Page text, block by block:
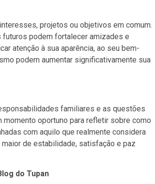
projetos ou objetivos em comum.
podem fortalecer amizades e
atenção à sua aparência, ao seu bem-
podem aumentar significativamente sua
familiares e as questões
oportuno para refletir sobre como
com aquilo que realmente considera
de estabilidade, satisfação e paz
do Tupan